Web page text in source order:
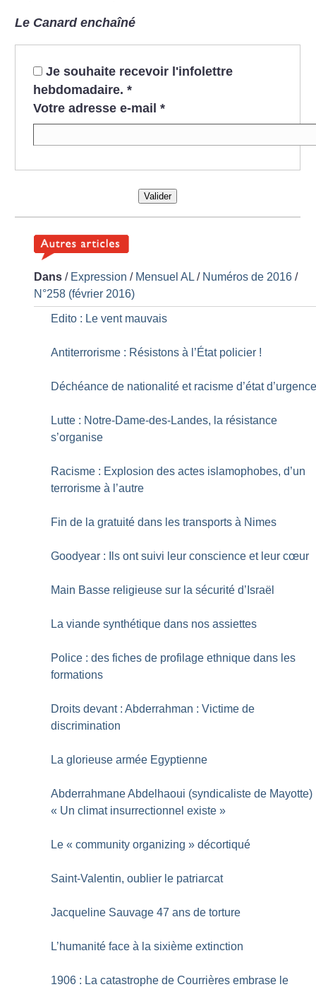
Le Canard enchaîné
Je souhaite recevoir l'infolettre
hebdomadaire. *
Votre adresse e-mail *
Valider
Dans / Expression / Mensuel AL / Numéros de 2016 /
N°258 (février 2016)
Edito : Le vent mauvais
Antiterrorisme : Résistons à l’État policier !
Déchéance de nationalité et racisme d’état
Lutte : Notre-Dame-des-Landes, la résistance
s’organise
Racisme : Explosion des actes islamophobes, d’un
terrorisme à l’autre
Fin de la gratuité dans les transports à Nimes
Goodyear : Ils ont suivi leur conscience et leur cœur
Main Basse religieuse sur la sécurité d’Israël
La viande synthétique dans nos assiettes
Police : des fiches de profilage ethnique dans les
formations
Droits devant : Abderrahman : Victime de
discrimination
La glorieuse armée Egyptienne
Abderrahmane Abdelhaoui (syndicaliste de Mayotte)
« Un climat insurrectionnel existe »
Le « community organizing » décortiqué
Saint-Valentin, oublier le patriarcat
Jacqueline Sauvage 47 ans de torture
L’humanité face à la sixième extinction
1906 : La catastrophe de Courrières embrase le